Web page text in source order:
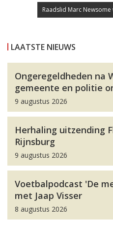
Raadslid Marc
LAATSTE NIEUWS
Ongeregeldheden na
gemeente en politie
9 augustus 2026
Herhaling uitzending
Rijnsburg
9 augustus 2026
Voetbalpodcast 'De
met Jaap Visser
8 augustus 2026